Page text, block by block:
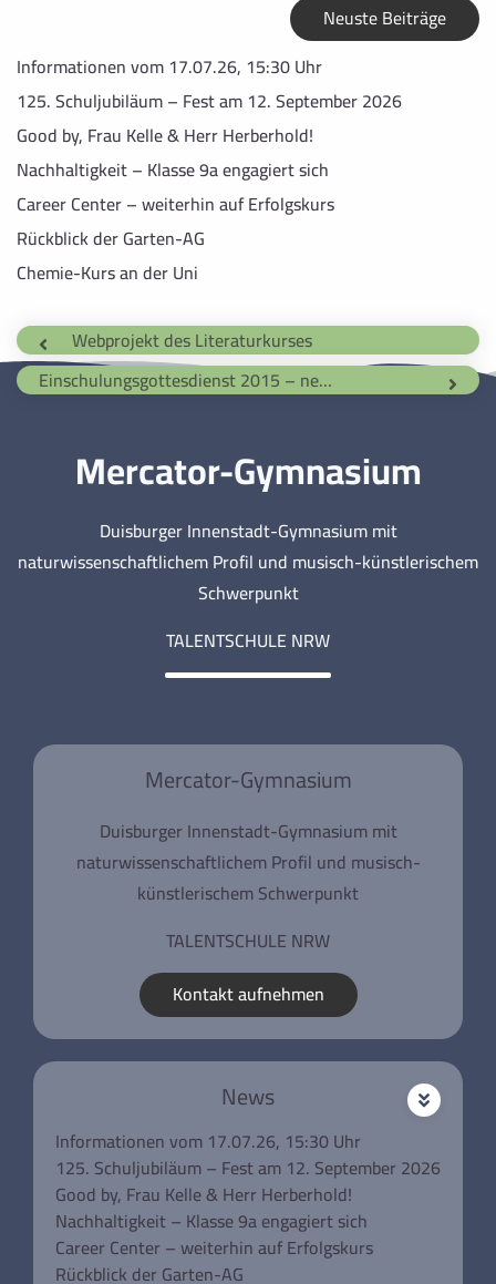
Neuste Beiträge
Informationen vom 17.07.26, 15:30 Uhr
125. Schuljubiläum – Fest am 12. September 2026
Good by, Frau Kelle & Herr Herberhold!
Nachhaltigkeit – Klasse 9a engagiert sich
Career Center – weiterhin auf Erfolgskurs
Rückblick der Garten-AG
Chemie-Kurs an der Uni
Webprojekt des Literaturkurses
Einschulungsgottesdienst 2015 – neuer Ort!
Mercator-Gymnasium
Duisburger Innenstadt-Gymnasium mit
naturwissenschaftlichem Profil und musisch-künstlerischem
Schwerpunkt
TALENTSCHULE NRW
Mercator-Gymnasium
Duisburger Innenstadt-Gymnasium mit
naturwissenschaftlichem Profil und musisch-
künstlerischem Schwerpunkt
TALENTSCHULE NRW
Kontakt aufnehmen
News
Informationen vom 17.07.26, 15:30 Uhr
125. Schuljubiläum – Fest am 12. September 2026
Good by, Frau Kelle & Herr Herberhold!
Nachhaltigkeit – Klasse 9a engagiert sich
Career Center – weiterhin auf Erfolgskurs
Rückblick der Garten-AG